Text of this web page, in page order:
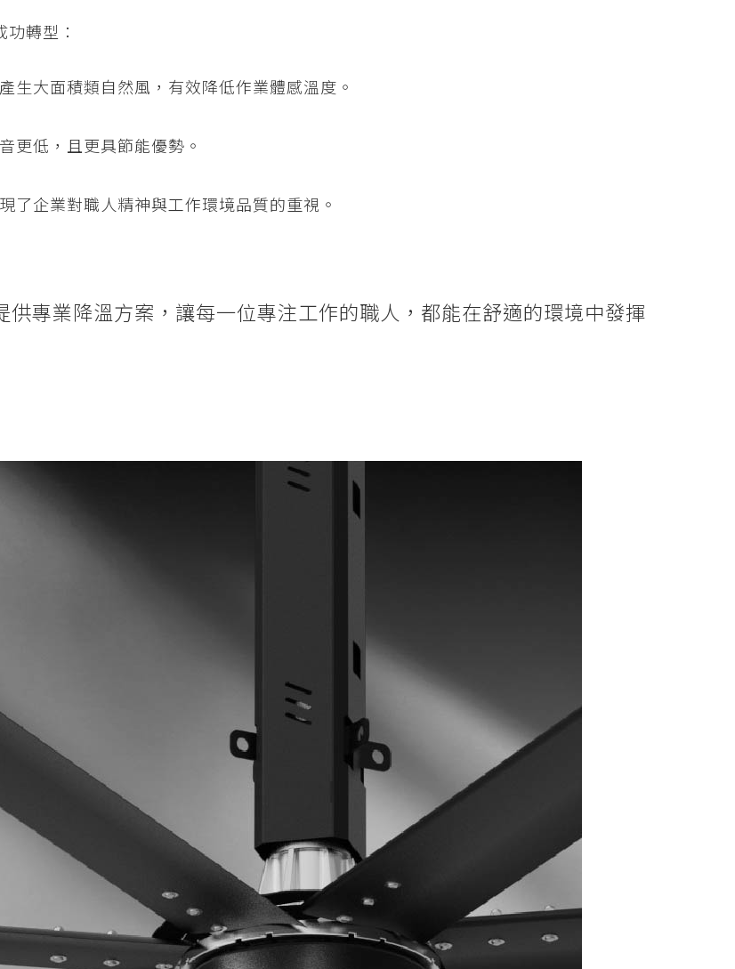
轉型：
生大面積類自然風，有效降低作業體感溫度。
更低，且更具節能優勢。
了企業對職人精神與工作環境品質的重視。
專業降溫方案，讓每一位專注工作的職人，都能在舒適的環境中發揮